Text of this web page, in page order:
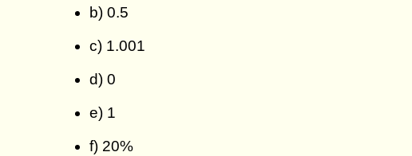
b) 0.5
c) 1.001
d) 0
e) 1
f) 20%